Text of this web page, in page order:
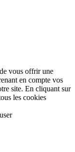
vous offrir une
en compte vos
site. En cliquant sur
les cookies